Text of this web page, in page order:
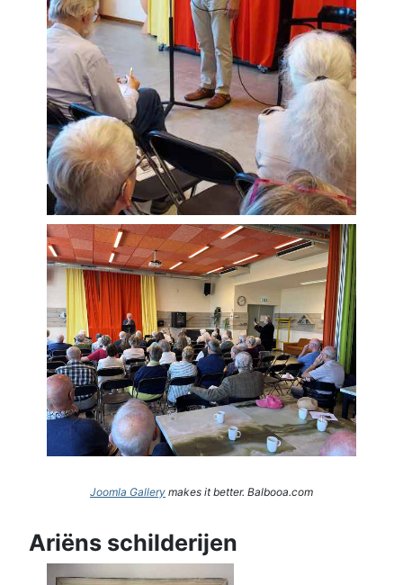
Joomla Gallery makes it better. Balbooa.com
Ariëns schilderijen